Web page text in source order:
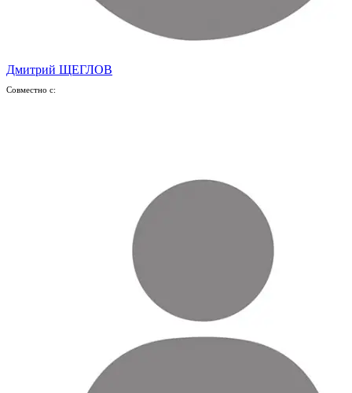
Дмитрий ЩЕГЛОВ
Совместно с: